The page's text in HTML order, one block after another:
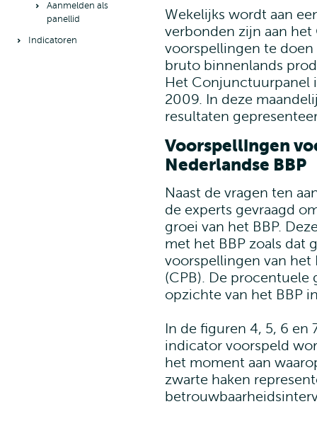
Aanmelden als
panellid
Indicatoren
Wekelijks wordt aan
verbonden zijn aan
voorspellingen te doen
bruto binnenlands
Het Conjunctuurpanel
2009. In deze
resultaten
Voorspellingen
Nederlandse BBP
Naast de vragen ten
de experts gevraagd
groei van het BBP.
met het BBP zoals dat
voorspellingen van het
(CPB). De procentuele
opzichte van het BBP
In de figuren 4, 5, 6 en
indicator voorspeld
het moment aan
zwarte haken